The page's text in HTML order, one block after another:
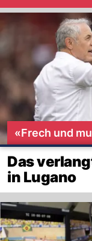
«Frech und
Das
in Lugano